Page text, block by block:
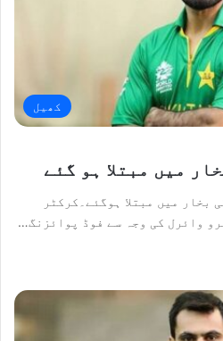
کھیل
میں مبتلا ہو گئے
بخار میں مبتلا ہوگئے۔کرکٹر
وائرل کی وجہ سے فوڈ پوائزنگ…